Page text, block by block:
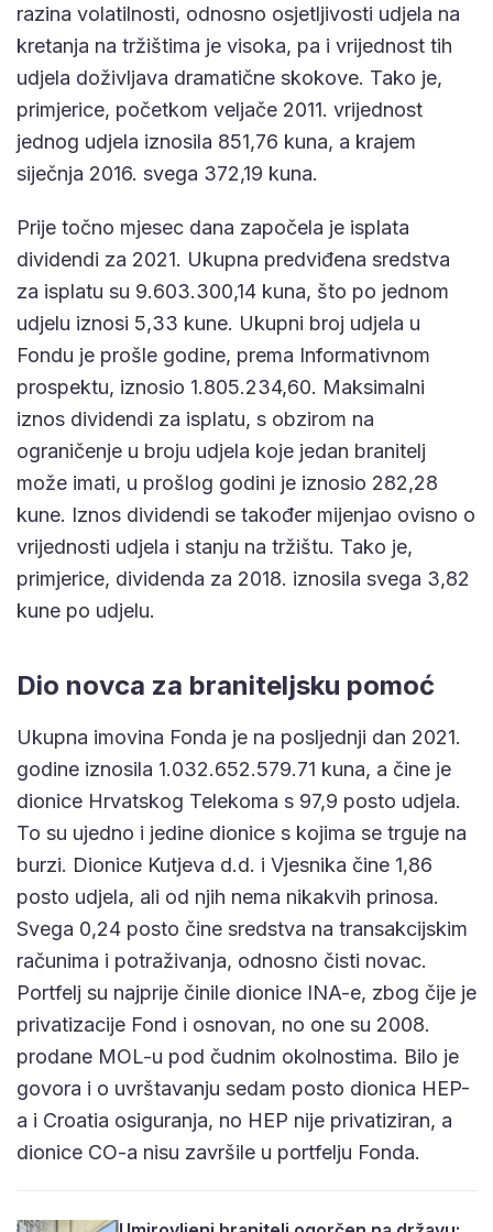
razina volatilnosti, odnosno osjetljivosti udjela na
kretanja na tržištima je visoka, pa i vrijednost tih
udjela doživljava dramatične skokove. Tako je,
primjerice, početkom veljače 2011. vrijednost
jednog udjela iznosila 851,76 kuna, a krajem
siječnja 2016. svega 372,19 kuna.
Prije točno mjesec dana započela je isplata
dividendi za 2021. Ukupna predviđena sredstva
za isplatu su 9.603.300,14 kuna, što po jednom
udjelu iznosi 5,33 kune. Ukupni broj udjela u
Fondu je prošle godine, prema Informativnom
prospektu, iznosio 1.805.234,60. Maksimalni
iznos dividendi za isplatu, s obzirom na
ograničenje u broju udjela koje jedan branitelj
može imati, u prošlog godini je iznosio 282,28
kune. Iznos dividendi se također mijenjao ovisno o
vrijednosti udjela i stanju na tržištu. Tako je,
primjerice, dividenda za 2018. iznosila svega 3,82
kune po udjelu.
Dio novca za braniteljsku pomoć
Ukupna imovina Fonda je na posljednji dan 2021.
godine iznosila 1.032.652.579.71 kuna, a čine je
dionice Hrvatskog Telekoma s 97,9 posto udjela.
To su ujedno i jedine dionice s kojima se trguje na
burzi. Dionice Kutjeva d.d. i Vjesnika čine 1,86
posto udjela, ali od njih nema nikakvih prinosa.
Svega 0,24 posto čine sredstva na transakcijskim
računima i potraživanja, odnosno čisti novac.
Portfelj su najprije činile dionice INA-e, zbog čije je
privatizacije Fond i osnovan, no one su 2008.
prodane MOL-u pod čudnim okolnostima. Bilo je
govora i o uvrštavanju sedam posto dionica HEP-
a i Croatia osiguranja, no HEP nije privatiziran, a
dionice CO-a nisu završile u portfelju Fonda.